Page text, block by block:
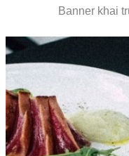
Banner khai